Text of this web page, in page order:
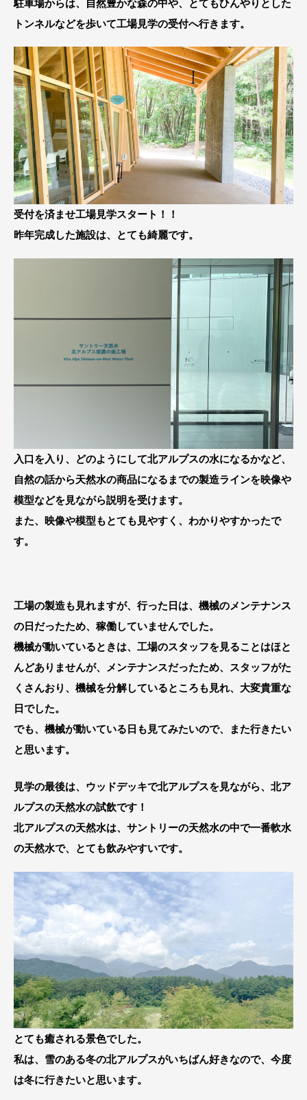
駐車場からは、自然豊かな森の中や、とてもひんやりとした
トンネルなどを歩いて工場見学の受付へ行きます。
受付を済ませ工場見学スタート！！
昨年完成した施設は、とても綺麗です。
入口を入り、どのようにして北アルプスの水になるかなど、
自然の話から天然水の商品になるまでの製造ラインを映像や
模型などを見ながら説明を受けます。
また、映像や模型もとても見やすく、わかりやすかったで
す。
工場の製造も見れますが、行った日は、機械のメンテナンス
の日だったため、稼働していませんでした。
機械が動いているときは、工場のスタッフを見ることはほと
んどありませんが、メンテナンスだったため、スタッフがた
くさんおり、機械を分解しているところも見れ、大変貴重な
日でした。
でも、機械が動いている日も見てみたいので、また行きたい
と思います。
見学の最後は、ウッドデッキで北アルプスを見ながら、北ア
ルプスの天然水の試飲です！
北アルプスの天然水は、サントリーの天然水の中で一番軟水
の天然水で、とても飲みやすいです。
とても癒される景色でした。
私は、雪のある冬の北アルプスがいちばん好きなので、今度
は冬に行きたいと思います。